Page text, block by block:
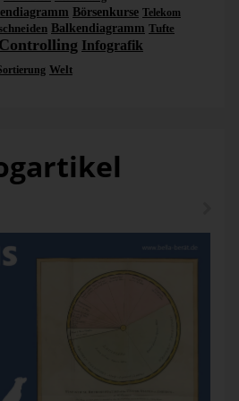
Börsenkurse Telekom
Balkendiagramm Tufte
Controlling Infografik
Welt